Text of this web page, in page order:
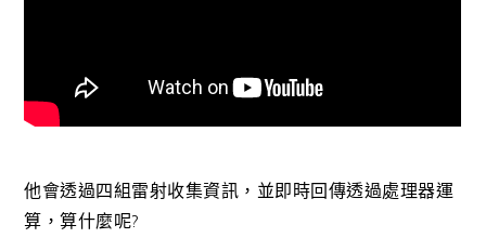
他會透過四組雷射收集資訊，並即時回傳透過處理器運
算，算什麼呢?